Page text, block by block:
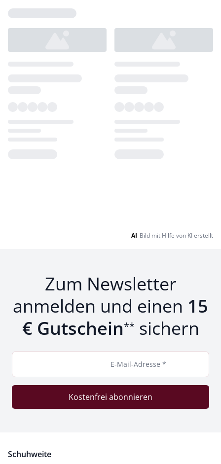
AI Bild mit Hilfe von KI erstellt
Zum Newsletter
anmelden und einen 15
€ Gutschein** sichern
E-Mail-Adresse *
Kostenfrei abonnieren
Schuhweite